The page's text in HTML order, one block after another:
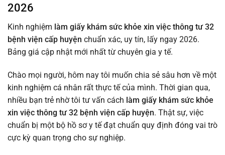
2026
Kinh nghiệm làm giấy khám sức khỏe xin việc thông tư 32
bệnh viện cấp huyện chuẩn xác, uy tín, lấy ngay 2026.
Bảng giá cập nhật mới nhất từ chuyên gia y tế.
Chào mọi người, hôm nay tôi muốn chia sẻ sâu hơn về một
kinh nghiệm cá nhân rất thực tế của mình. Thời gian qua,
nhiều bạn trẻ nhờ tôi tư vấn cách làm giấy khám sức khỏe
xin việc thông tư 32 bệnh viện cấp huyện. Thật sự, việc
chuẩn bị một bộ hồ sơ y tế đạt chuẩn quy định đóng vai trò
cực kỳ quan trọng cho sự nghiệp.